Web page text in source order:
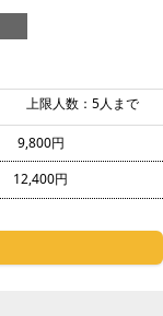
上限人数：5人まで
9,800円
12,400円